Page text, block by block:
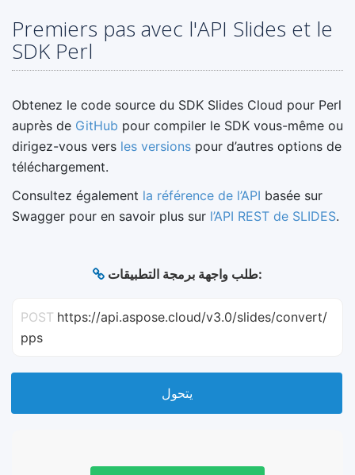
Premiers pas avec l'API Slides et le
SDK Perl
Obtenez le code source du SDK Slides Cloud pour Perl
auprès de GitHub pour compiler le SDK vous-même ou
dirigez-vous vers les versions pour d’autres options de
téléchargement.
Consultez également la référence de l’API basée sur
Swagger pour en savoir plus sur l’API REST de SLIDES.
طلب واجهة برمجة التطبيقات:
POST https://api.aspose.cloud/v3.0/slides/convert/
pps
يتحول